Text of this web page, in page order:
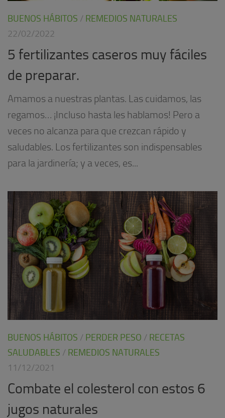
BUENOS HÁBITOS / REMEDIOS NATURALES
22/02/2022
5 fertilizantes caseros muy fáciles
de preparar.
Amamos a nuestras plantas. Las cuidamos, las
regamos… ¡Incluso hasta les hablamos! Pero a
veces no alcanza para que crezcan rápido y
saludables. Los fertilizantes son indispensables
para la jardinería; y a veces, es...
BUENOS HÁBITOS / PERDER PESO / RECETAS
SALUDABLES / REMEDIOS NATURALES
11/12/2021
Combate el colesterol con estos 6
jugos naturales